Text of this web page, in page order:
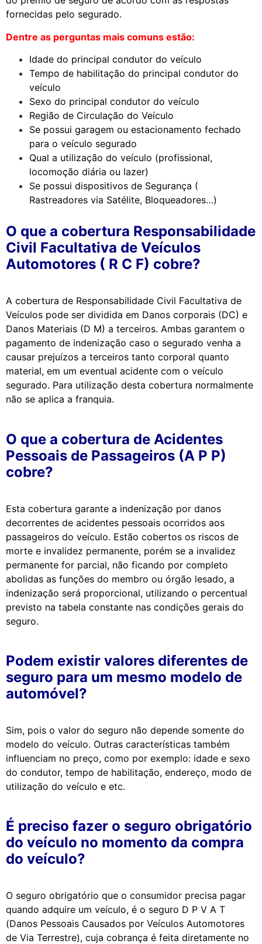
fornecidas pelo segurado.
Dentre as perguntas mais comuns estão:
Idade do principal condutor do veículo
Tempo de habilitação do principal condutor do
veículo
Sexo do principal condutor do veículo
Região de Circulação do Veículo
Se possui garagem ou estacionamento fechado
para o veículo segurado
Qual a utilização do veículo (profissional,
locomoção diária ou lazer)
Se possui dispositivos de Segurança (
Rastreadores via Satélite, Bloqueadores…)
O que a cobertura Responsabilidade
Civil Facultativa de Veículos
Automotores ( R C F) cobre?
A cobertura de Responsabilidade Civil Facultativa de
Veículos pode ser dividida em Danos corporais (DC) e
Danos Materiais (D M) a terceiros. Ambas garantem o
pagamento de indenização caso o segurado venha a
causar prejuízos a terceiros tanto corporal quanto
material, em um eventual acidente com o veículo
segurado. Para utilização desta cobertura normalmente
não se aplica a franquia.
O que a cobertura de Acidentes
Pessoais de Passageiros (A P P)
cobre?
Esta cobertura garante a indenização por danos
decorrentes de acidentes pessoais ocorridos aos
passageiros do veículo. Estão cobertos os riscos de
morte e invalidez permanente, porém se a invalidez
permanente for parcial, não ficando por completo
abolidas as funções do membro ou órgão lesado, a
indenização será proporcional, utilizando o percentual
previsto na tabela constante nas condições gerais do
seguro.
Podem existir valores diferentes de
seguro para um mesmo modelo de
automóvel?
Sim, pois o valor do seguro não depende somente do
modelo do veículo. Outras características também
influenciam no preço, como por exemplo: idade e sexo
do condutor, tempo de habilitação, endereço, modo de
utilização do veículo e etc.
É preciso fazer o seguro obrigatório
do veículo no momento da compra
do veículo?
O seguro obrigatório que o consumidor precisa pagar
quando adquire um veículo, é o seguro D P V A T
(Danos Pessoais Causados por Veículos Automotores
de Via Terrestre), cuja cobrança é feita diretamente no